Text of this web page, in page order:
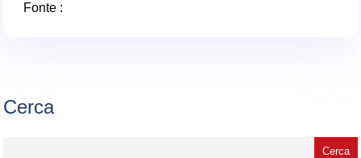
Fonte :
Cerca